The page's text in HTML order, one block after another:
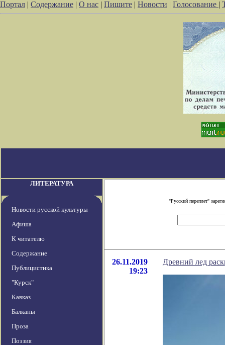
Портал | Содержание | О нас | Пишите | Новости | Голосование |
ЛИТЕРАТУРА
Новости русской культуры
Афиша
К читателю
Содержание
Публицистика
"Курск"
Кавказ
Балканы
Проза
Поэзия
"Русский переплет"
26.11.2019
19:23
Древний лед